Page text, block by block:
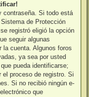
contraseña. Si todo está
de Protección
registró eligió la opción
seguir algunas
la cuenta. Algunos foros
ya sea por usted
pueda identificarse;
proceso de registro. Si
Si no recibió ningún e-
que